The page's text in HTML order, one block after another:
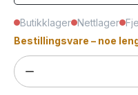
Butikklager Nettlager
Bestillingsvare – noe
Apple
Watch